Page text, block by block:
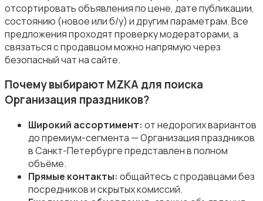
Ремонт техники
Организация праздников
Фото- и видеосъемка
отсортировать объявления по цене, дате публикации,
состоянию (новое или б/у) и другим параметрам. Все
предложения проходят проверку модераторами, а
связаться с продавцом можно напрямую через
безопасный чат на сайте.
Почему выбирают MZKA для поиска
Организация праздников?
Широкий ассортимент: от недорогих вариантов
до премиум-сегмента — Организация праздников
в Санкт-Петербурге представлен в полном
объёме.
Прямые контакты: общайтесь с продавцами без
посредников и скрытых комиссий.